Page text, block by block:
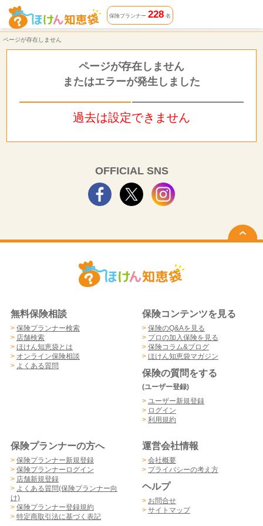
ページが存在しません | ほけん知恵袋
保険プランナー 228名
ページが存在しません
ページが存在しません
またはエラーが発生しました
過去は設定できません
OFFICIAL SNS
無料保険相談
> 保険プランナー検索
> 店舗検索
> ほけん知恵袋とは
> オンライン保険相談
> よくある質問
保険コンテンツを見る
> 保険のQ&Aを見る
> プロの加入保険を見る
> 保険コラム&ブログ
> ほけん知恵袋マガジン
保険の質問をする
(ユーザー登録)
> ユーザー新規登録
> ログイン
> 利用規約
保険プランナーの方へ
> 保険プランナー新規登録
> 保険プランナーログイン
> 店舗新規登録
> よくある質問(保険プランナー向
け)
> 保険プランナー登録規約
> 特定商取引法に基づく表記
運営会社情報
> 会社概要
> プライバシーの考え方
ヘルプ
> お問合せ
> サイトマップ